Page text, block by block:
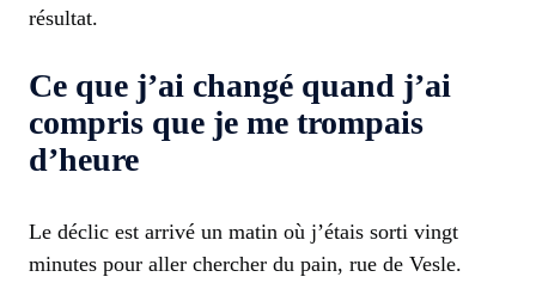
résultat.
Ce que j’ai changé quand j’ai
compris que je me trompais
d’heure
Le déclic est arrivé un matin où j’étais sorti vingt
minutes pour aller chercher du pain, rue de Vesle.